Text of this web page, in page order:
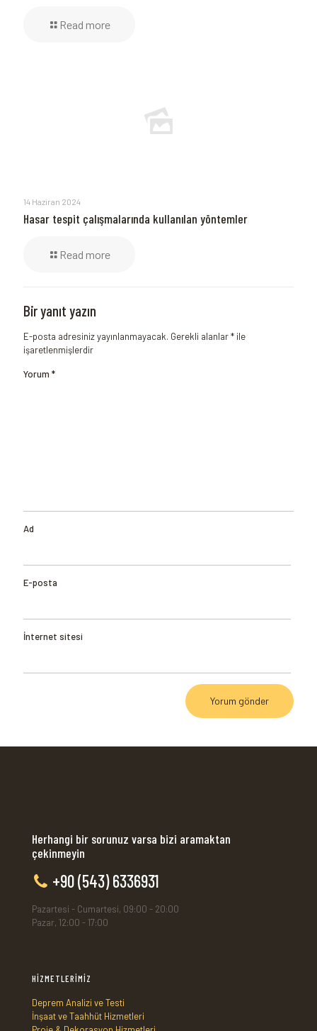
Read more
14 Haziran 2024
Hasar tespit çalışmalarında kullanılan yöntemler
Read more
Bir yanıt yazın
E-posta adresiniz yayınlanmayacak. Gerekli alanlar* ile
işaretlenmişlerdir
Yorum *
Ad
E-posta
İnternet sitesi
Herhangi bir sorunuz varsa bizi aramaktan
çekinmeyin
+90 (543) 6336931
Pazartesi - Cumartesi, 09:00 - 20:00
Pazar, 12:00 - 17:00
HİZMETLERİMİZ
Deprem Analizi ve Testi
İnşaat ve Taahhüt Hizmetleri